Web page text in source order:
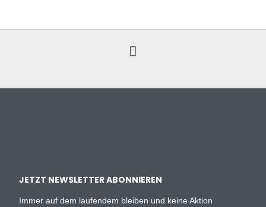
JETZT NEWSLETTER ABONNIEREN
Immer auf dem laufendem bleiben und keine Aktion